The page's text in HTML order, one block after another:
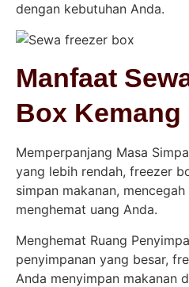
dengan kebutuhan Anda.
Manfaat
Box Kemang
Memperpanjang Masa
yang lebih rendah, freezer
simpan makanan,
menghemat uang Anda.
Menghemat Ruang
penyimpanan yang besar,
Anda menyimpan makanan